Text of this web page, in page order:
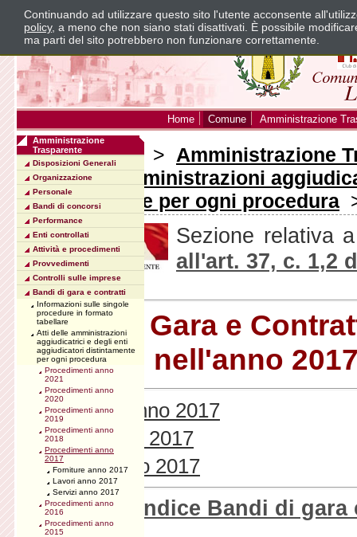
Home Comune Amministrazione
Sei in:Home> Amministrazione
Atti delle amministrazioni
distintamente per ogni procedura
Sezione relativa
all'art. 37, c. 1,2
Bandi di Gara e
conclusi nell'anno
Forniture anno 2017
Lavori anno 2017
Servizi anno 2017
Torna all'indice Bandi di gara
Amministrazione
Trasparente
Disposizioni Generali
Organizzazione
Personale
Bandi di concorsi
Performance
Enti controllati
Attività e procedimenti
Provvedimenti
Controlli sulle imprese
Bandi di gara e contratti
Informazioni sulle singole
procedure in formato
tabellare
Atti delle amministrazioni
aggiudicatrici e degli enti
aggiudicatori distintamente
per ogni procedura
Procedimenti anno
2021
Procedimenti anno
2020
Procedimenti anno
2019
Procedimenti anno
2018
Procedimenti anno
2017
Forniture anno 2017
Lavori anno 2017
Servizi anno 2017
Procedimenti anno
2016
Procedimenti anno
2015
Continuando ad utilizzare questo sito l'utente acconsente
policy, a meno che non siano stati disattivati. È possibile
ma parti del sito potrebbero non funzionare correttamente.